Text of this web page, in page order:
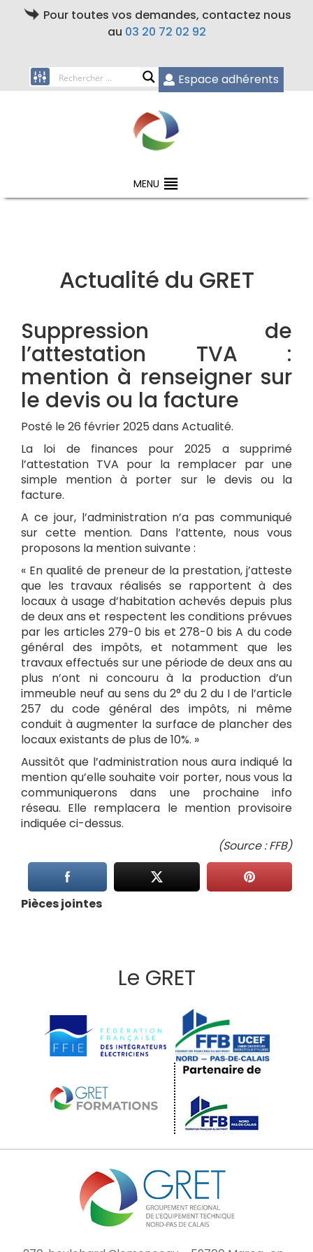
Pour toutes vos demandes, contactez nous
au 03 20 72 02 92
Espace adhérents
MENU
Actualité du GRET
Suppression de
l’attestation TVA :
mention à renseigner sur
le devis ou la facture
Posté le 26 février 2025 dans Actualité.
La loi de finances pour 2025 a supprimé
l’attestation TVA pour la remplacer par une
simple mention à porter sur le devis ou la
facture.
A ce jour, l’administration n’a pas communiqué
sur cette mention. Dans l’attente, nous vous
proposons la mention suivante :
« En qualité de preneur de la prestation, j’atteste
que les travaux réalisés se rapportent à des
locaux à usage d’habitation achevés depuis plus
de deux ans et respectent les conditions prévues
par les articles 279-0 bis et 278-0 bis A du code
général des impôts, et notamment que les
travaux effectués sur une période de deux ans au
plus n’ont ni concouru à la production d’un
immeuble neuf au sens du 2° du 2 du I de l’article
257 du code général des impôts, ni même
conduit à augmenter la surface de plancher des
locaux existants de plus de 10%. »
Aussitôt que l’administration nous aura indiqué la
mention qu’elle souhaite voir porter, nous vous la
communiquerons dans une prochaine info
réseau. Elle remplacera le mention provisoire
indiquée ci-dessus.
(Source : FFB)
Pièces jointes
Le GRET